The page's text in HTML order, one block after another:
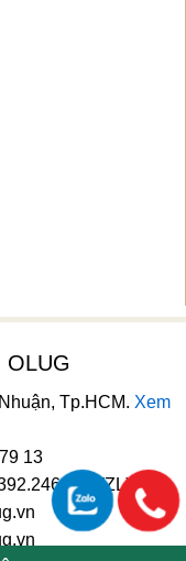
OLUG
Tp.HCM. Xem
13
(ZL)